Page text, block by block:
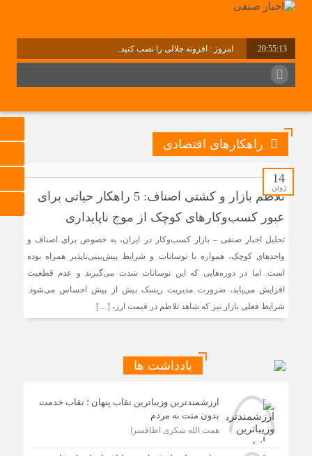
20:55:13 امروز : افزونه جلالی را نصب کنید.
راهکارهای اقتصادی
14
ژوئن
تلاطم بازار و کشتی اصناف: 5 راهکار حیاتی برای
عبور کسب‌وکارهای کوچک از موج ناپایداری
تحلیل اخبار صنفی – بازار کسب‌وکار در ایران، به خصوص برای اصناف و
واحدهای کوچک، همواره با نوسانات و شرایط پیش‌بینی‌ناپذیر همراه بوده
است. اما در دوره‌هایی که این نوسانات شدت می‌گیرند و عدم قطعیت
افزایش می‌یابد، ضرورت مدیریت ریسک بیش از پیش احساس می‌شود.
شرایط فعلی بازار نیز که شاهد تلاطم در قیمت ارز، […]
یادداشت ها
ارزشمندترین وزیباترین نقاب پنهان ؛ نقاب خدمت
بدون منت به مردم
همت الله شکری اطاقسرا